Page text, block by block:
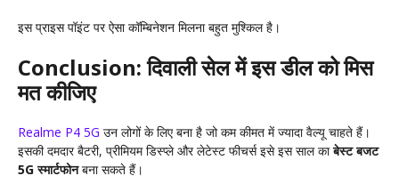
इस प्राइस पॉइंट पर ऐसा कॉम्बिनेशन मिलना बहुत मुश्किल है।
Conclusion: दिवाली सेल में इस डील को मिस
मत कीजिए
Realme P4 5G उन लोगों के लिए बना है जो कम कीमत में ज्यादा वैल्यू चाहते हैं।
इसकी दमदार बैटरी, प्रीमियम डिस्प्ले और लेटेस्ट फीचर्स इसे इस साल काबेस्ट बजट
5G स्मार्टफोनबना सकते हैं।